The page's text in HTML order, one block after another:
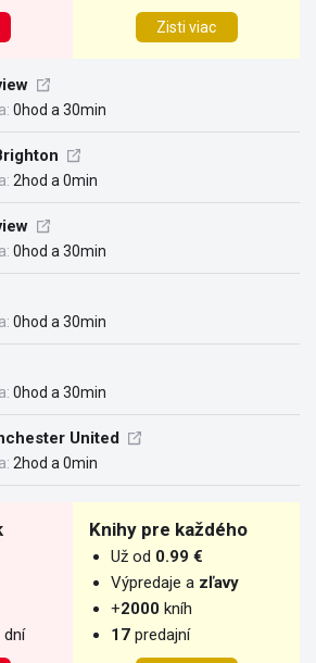
Zisti viac
0hod a 30min
2hod a 0min
0hod a 30min
0hod a 30min
0hod a 30min
United
2hod a 0min
dní
Knihy pre každého
Už od 0.99 €
Výpredaje a zľavy
+2000 kníh
17 predajní